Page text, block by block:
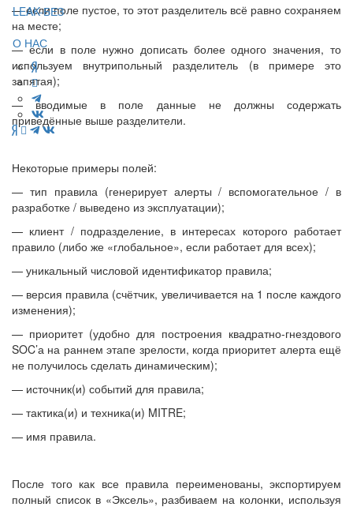
LEAK-БЕЗ
О НАС
— если поле пустое, то этот разделитель всё равно сохраняем
на месте;
— если в поле нужно дописать более одного значения, то
используем внутрипольный разделитель (в примере это
запятая);
— вводимые в поле данные не должны содержать
приведённые выше разделители.
Некоторые примеры полей:
— тип правила (генерирует алерты / вспомогательное / в
разработке / выведено из эксплуатации);
— клиент / подразделение, в интересах которого работает
правило (либо же «глобальное», если работает для всех);
— уникальный числовой идентификатор правила;
— версия правила (счётчик, увеличивается на 1 после каждого
изменения);
— приоритет (удобно для построения квадратно-гнездового
SOC’а на раннем этапе зрелости, когда приоритет алерта ещё
не получилось сделать динамическим);
— источник(и) событий для правила;
— тактика(и) и техника(и) MITRE;
— имя правила.
После того как все правила переименованы, экспортируем
полный список в «Эксель», разбиваем на колонки, используя